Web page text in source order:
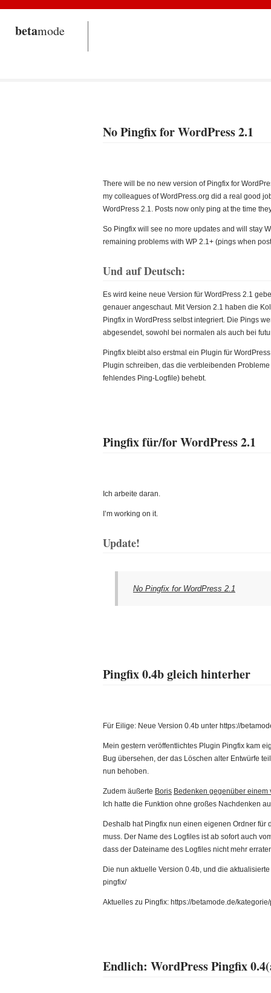
betamode
No Pingfix for WordPress 2.1
There will be no new version of Pingfix for
my colleagues of WordPress.org did a real good
WordPress 2.1. Posts now only ping at the time
So Pingfix will see no more updates and will stay
remaining problems with WP 2.1+ (pings when
Und auf Deutsch:
Es wird keine neue Version für WordPress 2.1
genauer angeschaut. Mit Version 2.1 haben die
Pingfix in WordPress selbst integriert. Die Pings
abgesendet, sowohl bei normalen als auch bei
Pingfix bleibt also erstmal ein Plugin für
Plugin schreiben, das die verbleibenden
fehlendes Ping-Logfile) behebt.
Pingfix für/for WordPress 2.1
Ich arbeite daran.
I’m working on it.
Update!
No Pingfix for WordPress 2.1
Pingfix 0.4b gleich hinterher
Für Eilige: Neue Version 0.4b unter https://
Mein gestern veröffentlichtes Plugin Pingfix kam
Bug übersehen, der das Löschen alter Entwürfe
nun behoben.
Zudem äußerte Boris Bedenken gegenüber einem
Ich hatte die Funktion ohne großes Nachdenken
Deshalb hat Pingfix nun einen eigenen Ordner
muss. Der Name des Logfiles ist ab sofort auch
dass der Dateiname des Logfiles nicht mehr
Die nun aktuelle Version 0.4b, und die
pingfix/
Aktuelles zu Pingfix: https://betamode.de/
Endlich: WordPress Pingfix